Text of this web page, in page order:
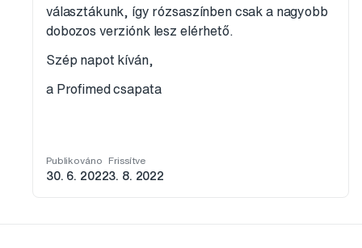
választákunk, így rózsaszínben csak a nagyobb
dobozos verziónk lesz elérhető.
Szép napot kíván,
a Profimed csapata
Publikováno
30. 6. 2022
Frissítve
3. 8. 2022